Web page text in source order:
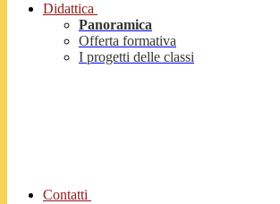
Didattica
Panoramica
Offerta formativa
I progetti delle classi
Contatti